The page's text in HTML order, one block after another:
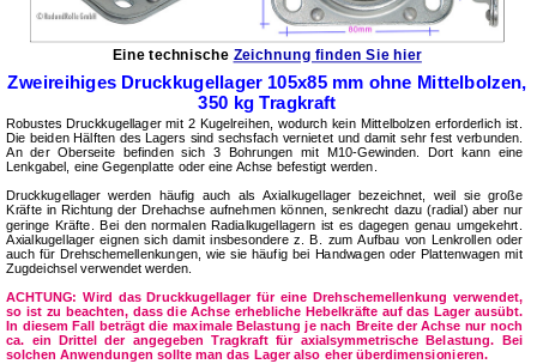
Eine technische Zeichnung finden Sie hier
Zweireihiges Druckkugellager 105x85 mm ohne Mittelbolzen,
350 kg Tragkraft
Robustes Druckkugellager mit 2 Kugelreihen, wodurch kein Mittelbolzen erforderlich ist.
Die beiden Hälften des Lagers sind sechsfach vernietet und damit sehr fest verbunden.
An der Oberseite befinden sich 3 Bohrungen mit M10‑Gewinden. Dort kann eine
Lenkgabel, eine Gegenplatte oder eine Achse befestigt werden.
Druckkugellager werden häufig auch als Axialkugellager bezeichnet, weil sie große
Kräfte in Richtung der Drehachse aufnehmen können, senkrecht dazu (radial) aber nur
geringe Kräfte. Bei den normalen Radialkugellagern ist es dagegen genau umgekehrt.
Axialkugellager eignen sich damit insbesondere z. B. zum Aufbau von Lenkrollen oder
auch für Drehschemellenkungen, wie sie häufig bei Handwagen oder Plattenwagen mit
Zugdeichsel verwendet werden.
ACHTUNG: Wird das Druckkugellager für eine Drehschemellenkung verwendet,
so ist zu beachten, dass die Achse erhebliche Hebelkräfte auf das Lager ausübt.
In diesem Fall beträgt die maximale Belastung je nach Breite der Achse nur noch
ca. ein Drittel der angegeben Tragkraft für axialsymmetrische Belastung. Bei
solchen Anwendungen sollte man das Lager also eher überdimensionieren.